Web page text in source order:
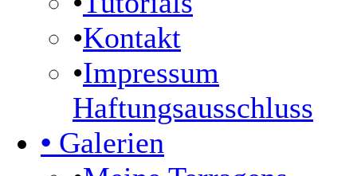
•Kontakt
•Impressum
Haftungsausschluss
• Galerien